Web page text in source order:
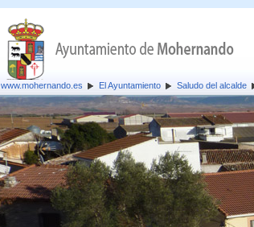
www.mohernando.es El Ayuntamiento Saludo del alcalde